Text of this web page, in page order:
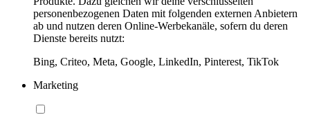
personenbezogenen Daten mit folgenden externen Anbietern
ab und nutzen deren Online-Werbekanäle, sofern du deren
Dienste bereits nutzt:
Bing, Criteo, Meta, Google, LinkedIn, Pinterest, TikTok
Marketing